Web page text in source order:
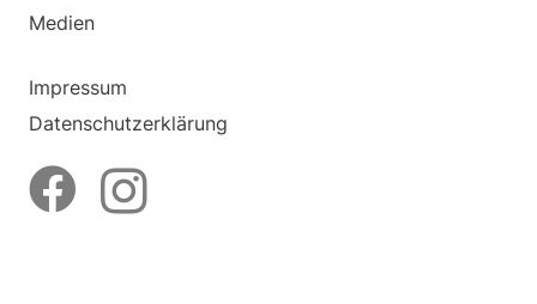
Medien
Impressum
Datenschutzerklärung